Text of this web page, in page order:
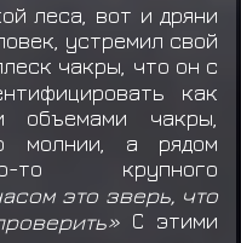
леса, вот и дряни
устремил свой
чакры, что он с
как
объемами чакры,
молнии, а рядом
то крупного
это зверь, что
С этими